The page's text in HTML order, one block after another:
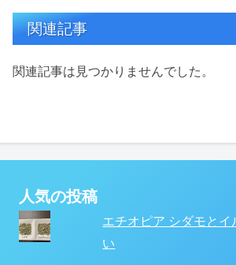
関連記事
関連記事は見つかりませんでした。
人気の投稿
エチオピア シダモとイ
い